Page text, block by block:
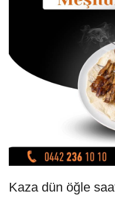
Kaza dün öğle